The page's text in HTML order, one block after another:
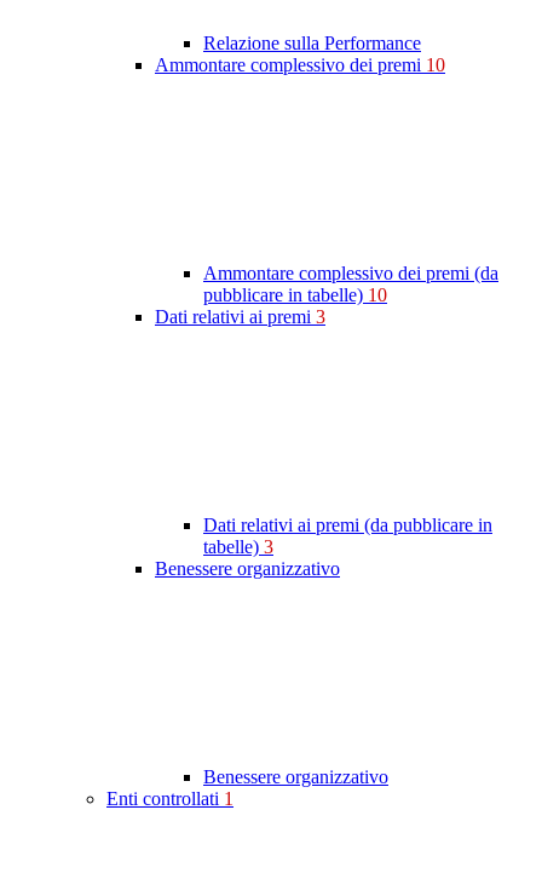
Relazione sulla Performance
Ammontare complessivo dei premi 10
Ammontare complessivo dei premi (da
pubblicare in tabelle) 10
Dati relativi ai premi 3
Dati relativi ai premi (da pubblicare in
tabelle) 3
Benessere organizzativo
Benessere organizzativo
Enti controllati 1